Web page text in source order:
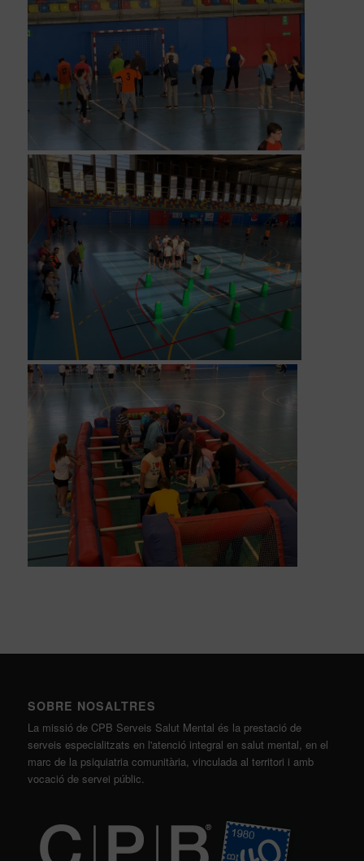
SOBRE NOSALTRES
La missió de CPB Serveis Salut Mental és la prestació de
serveis especialitzats en l'atenció integral en salut mental, en el
marc de la psiquiatria comunitària, vinculada al territori i amb
vocació de servei públic.